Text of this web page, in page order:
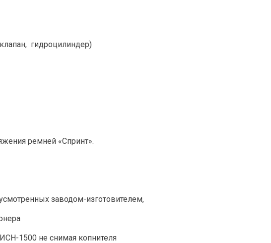
гидроцилиндер)
ремней «Спринт».
заводом-изготовителем,
1500 не снимая копнителя